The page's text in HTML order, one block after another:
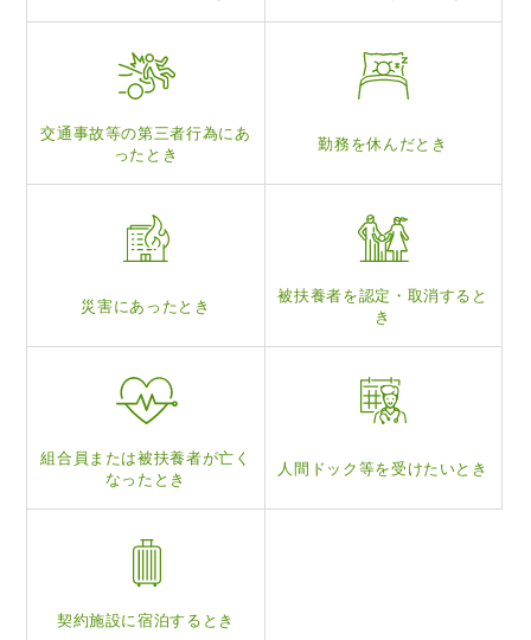
交通事故等の第三者行為にあ
ったとき
勤務を休んだとき
災害にあったとき
被扶養者を認定・ 取消すると
き
組合員または被扶養者が亡く
なったとき
人間ドック等を受けたいとき
契約施設に宿泊するとき